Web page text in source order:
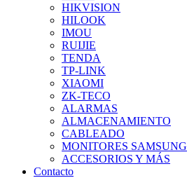
HIKVISION
HILOOK
IMOU
RUIJIE
TENDA
TP-LINK
XIAOMI
ZK-TECO
ALARMAS
ALMACENAMIENTO
CABLEADO
MONITORES SAMSUNG
ACCESORIOS Y MÁS
Contacto